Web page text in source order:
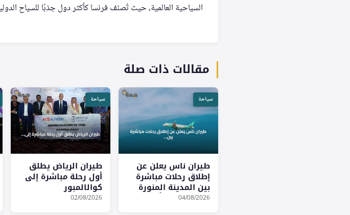
السياحية العالمية، حيث تُصنّف فرنسا كأكثر دول جذبًا للسياح
مقالات ذات صلة
سياحة
طيران ناس يعلن عن
إطلاق رحلات مباشرة
بين المدينة المنورة
وبروكسل بدءاً من
04/08/2026
سياحة
طيران الرياض يطلق
أول رحلة مباشرة إلى
كوالالمبور
02/08/2026